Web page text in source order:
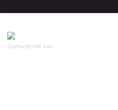
Gemacht mit von .